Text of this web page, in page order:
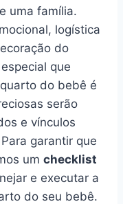
uma família.
logística
do
que
do bebê é
serão
e vínculos
garantir que
um checklist
e executar a
do seu bebê.